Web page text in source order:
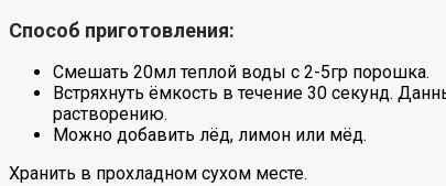
Способ приготовления:
Смешать 20мл теплой воды с 2-5гр порошка.
Встряхнуть ёмкость в течение 30 секунд.
растворению.
Можно добавить лёд, лимон или мёд.
Хранить в прохладном сухом месте.